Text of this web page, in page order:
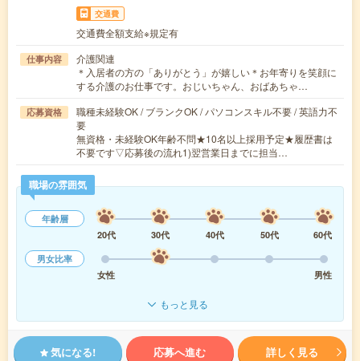
交通費
交通費全額支給※規定有
仕事内容
介護関連
＊入居者の方の「ありがとう」が嬉しい＊お年寄りを笑顔に
する介護のお仕事です。おじいちゃん、おばあちゃ…
応募資格
職種未経験OK / ブランクOK / パソコンスキル不要 / 英語力不
要
無資格・未経験OK年齢不問★10名以上採用予定★履歴書は
不要です▽応募後の流れ1)翌営業日までに担当…
職場の雰囲気
年齢層
20代
30代 40代 50代
60代
男女比率
女性
男性
もっと見る
気になる! 応募へ進む 詳しく見る